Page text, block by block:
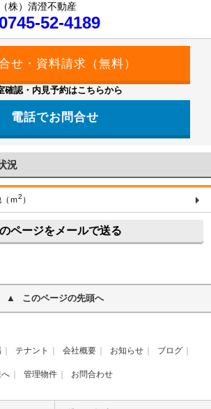
（株）清澄不動産
0745-52-4189
確認・内見予約はこちらから
電話でお問合せ
況
ｍ2 ）
ページをメールで送る
このページの先頭へ
テナント 会社概要 お知らせ ブログ
管理物件 お問合わせ